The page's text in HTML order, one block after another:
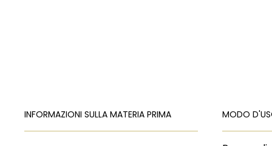
INFORMAZIONI SULLA MATERIA PRIMA MODO